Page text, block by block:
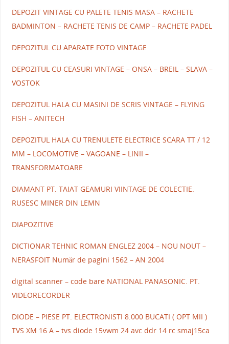
DEPOZIT VINTAGE CU PALETE TENIS MASA – RACHETE
BADMINTON – RACHETE TENIS DE CAMP – RACHETE PADEL
DEPOZITUL CU APARATE FOTO VINTAGE
DEPOZITUL CU CEASURI VINTAGE – ONSA – BREIL – SLAVA –
VOSTOK
DEPOZITUL HALA CU MASINI DE SCRIS VINTAGE – FLYING
FISH – ANITECH
DEPOZITUL HALA CU TRENULETE ELECTRICE SCARA TT / 12
MM – LOCOMOTIVE – VAGOANE – LINII –
TRANSFORMATOARE
DIAMANT PT. TAIAT GEAMURI VIINTAGE DE COLECTIE.
RUSESC MINER DIN LEMN
DIAPOZITIVE
DICTIONAR TEHNIC ROMAN ENGLEZ 2004 – NOU NOUT –
NERASFOIT Număr de pagini 1562 – AN 2004
digital scanner – code bare NATIONAL PANASONIC. PT.
VIDEORECORDER
DIODE – PIESE PT. ELECTRONISTI 8.000 BUCATI ( OPT MII )
TVS XM 16 A – tvs diode 15vwm 24 avc ddr 14 rc smaj15ca